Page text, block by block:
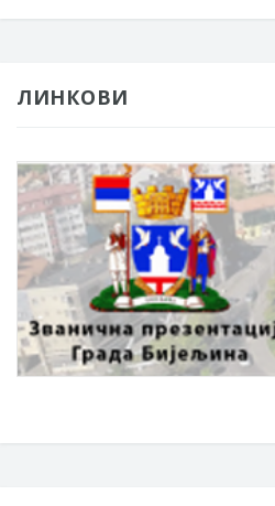
ЛИНКОВИ